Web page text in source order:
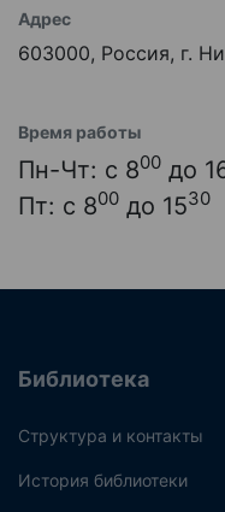
Адрес
603000, Россия, г.
Время работы
Пн-Чт: с 800 до
Пт: с 800 до 1530
Библиотека
Структура и контакты
История библиотеки